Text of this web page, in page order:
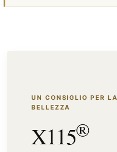
UN CONSIGLIO PER
BELLEZZA
X115®